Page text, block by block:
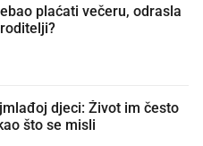
plaćati večeru, odrasla
djeci: Život im često
što se misli